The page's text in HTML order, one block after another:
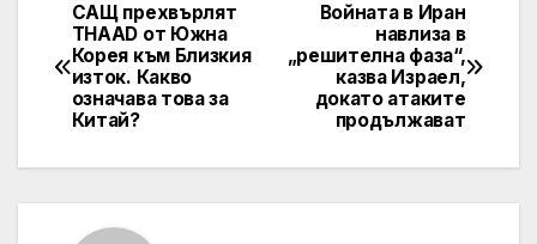
Post
navigation
Войната в Иран
навлиза в
„решителна фаза“,
казва Израел,
докато атаките
продължават
САЩ прехвърлят
THAAD от Южна
Корея към Близкия
изток. Какво
означава това за
Китай?